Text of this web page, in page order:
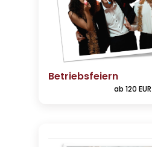
Betriebsfeiern
ab 120 EUR